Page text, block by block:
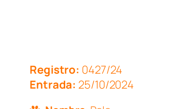
Registro: 0427/24
Entrada: 25/10/2024